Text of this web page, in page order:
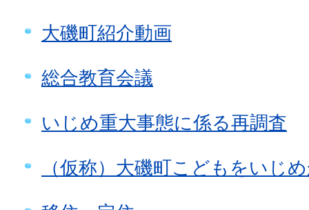
大磯町紹介動画
総合教育会議
いじめ重大事態に係る再調査
（仮称）大磯町こどもをいじ